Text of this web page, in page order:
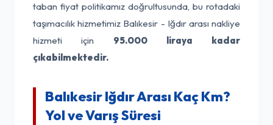
taban fiyat politikamız doğrultusunda, bu rotadaki
taşımacılık hizmetimiz Balıkesir - Iğdır arası nakliye
hizmeti için 95.000 liraya kadar
çıkabilmektedir.
Balıkesir Iğdır Arası Kaç Km?
Yol ve Varış Süresi